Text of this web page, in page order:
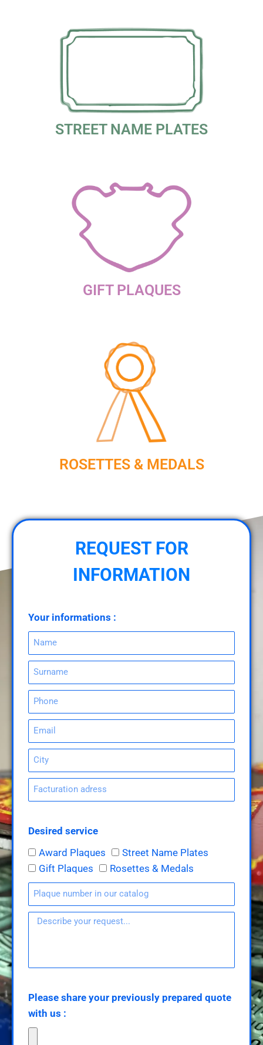
STREET NAME PLATES
GIFT PLAQUES
ROSETTES & MEDALS
REQUEST FOR
INFORMATION
Your informations :
Desired service
Award Plaques
Street Name Plates
Gift Plaques
Rosettes & Medals
Please share your previously prepared quote
with us :